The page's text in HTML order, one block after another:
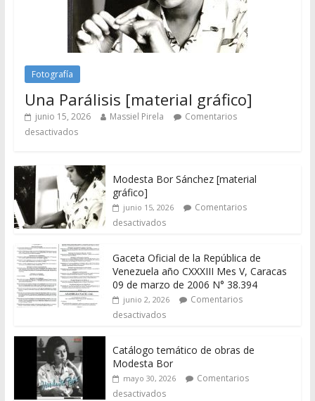
Fotografía
Una Parálisis [material gráfico]
junio 15, 2026 Massiel Pirela
Comentarios
desactivados
Modesta Bor Sánchez [material
gráfico]
junio 15, 2026
Comentarios
desactivados
Gaceta Oficial de la República de
Venezuela año CXXXIII Mes V, Caracas
09 de marzo de 2006 N° 38.394
junio 2, 2026
Comentarios
desactivados
Catálogo temático de obras de
Modesta Bor
mayo 30, 2026
Comentarios
desactivados